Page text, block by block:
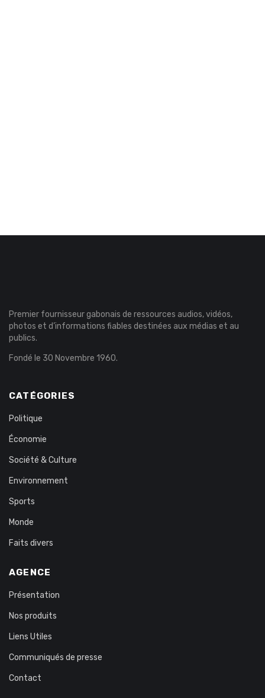
Premier fournisseur gabonais de ressources audios, vidéos,
photos et d’informations fiables destinées aux médias et au
publics.
Fondé le 30 Novembre 1960.
CATÉGORIES
Politique
Économie
Société & Culture
Environnement
Sports
Monde
Faits divers
AGENCE
Présentation
Nos produits
Liens Utiles
Communiqués de presse
Contact